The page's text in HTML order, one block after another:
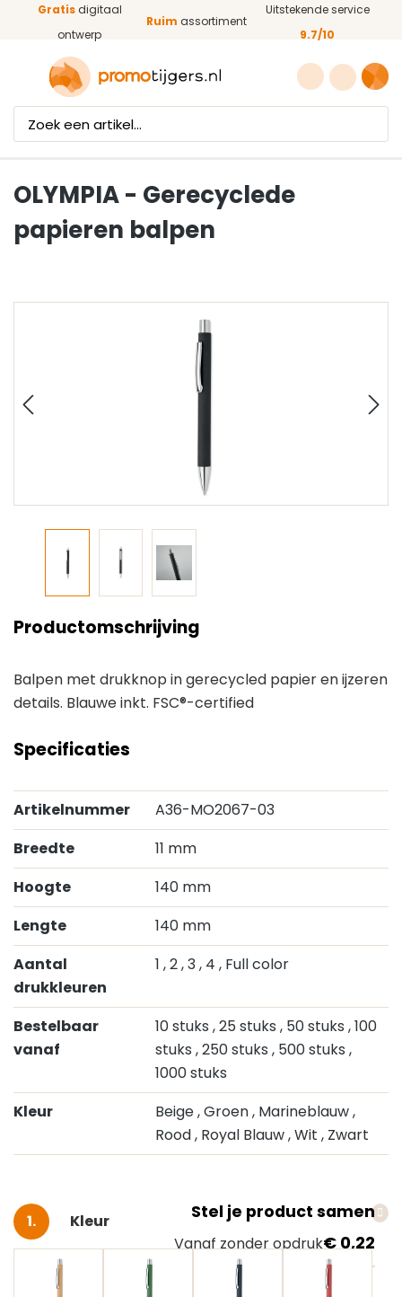
Ga naar de hoofdinhoud
Gratisdigitaal
ontwerp
Ruim assortiment
Uitstekende service
9.7/10
OLYMPIA - Gerecyclede
papieren balpen
Productomschrijving
Balpen met drukknop in gerecycled papier en ijzeren
details. Blauwe inkt. FSC®-certified
Specificaties
Artikelnummer
A36-MO2067-03
Breedte
11 mm
Hoogte
140 mm
Lengte
140 mm
Aantal
drukkleuren
1 , 2, 3, 4 , Full color
Bestelbaar
vanaf
10 stuks , 25 stuks , 50 stuks , 100
stuks , 250 stuks , 500 stuks ,
1000 stuks
Kleur
Beige, Groen, Marineblauw,
Rood, Royal Blauw, Wit , Zwart
Stel je product samen
Vanaf zonder opdruk€ 0,22
Selecteer
Kleur